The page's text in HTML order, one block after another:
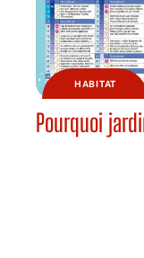
HABITAT
Pourquoi